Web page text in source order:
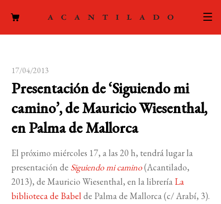
menú
hijo
ACTUALIDAD
el
PODCAST
hijo
FOREIGN RIGHTS
CONTACTO
17/04/2013
Presentación de ‘Siguiendo mi
camino’, de Mauricio Wiesenthal,
en Palma de Mallorca
El próximo miércoles 17, a las 20 h, tendrá lugar la
presentación de Siguiendo mi camino(Acantilado,
2013), de Mauricio Wiesenthal, en la librería La
biblioteca de Babelde Palma de Mallorca (c/ Arabí, 3).